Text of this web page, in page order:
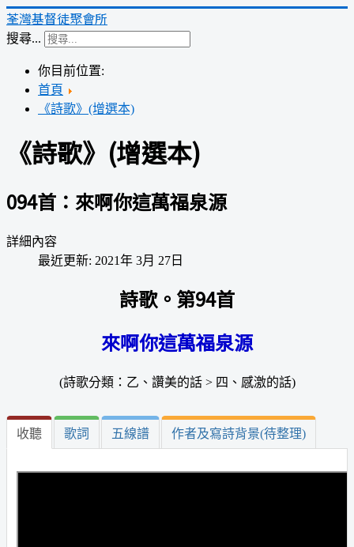
荃灣基督徒聚會所
搜尋...
你目前位置:
首頁
《詩歌》(增選本)
《詩歌》(增選本)
094首：來啊你這萬福泉源
詳細內容
最近更新: 2021年 3月 27日
詩歌。第94首
來啊你這萬福泉源
(詩歌分類：乙、讚美的話 > 四、感激的話)
收聽 歌詞 五線譜 作者及寫詩背景(待整理)